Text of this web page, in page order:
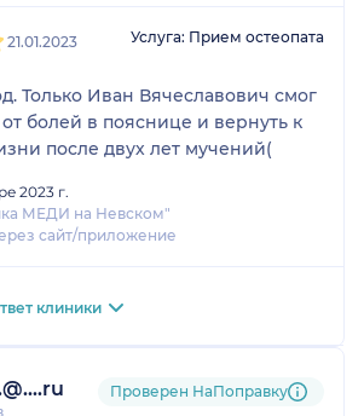
21.01.2023 Услуга: Прием остеопата
Только Иван Вячеславович смог
болей в пояснице и вернуть к
после двух лет мучений(
2023 г.
МЕДИ на Невском"
сайт/приложение
клиники
Проверен НаПоправку